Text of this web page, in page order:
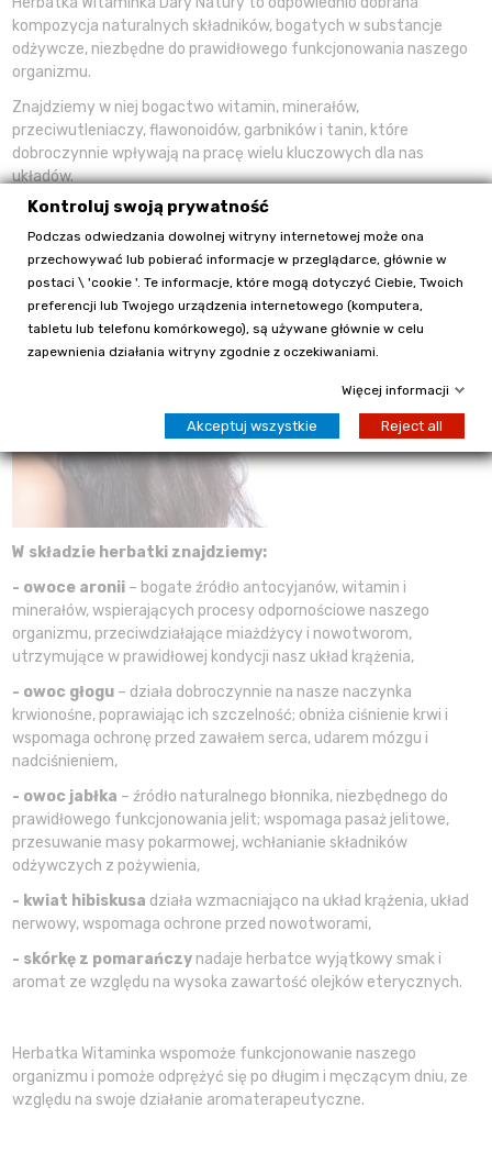
kompozycja naturalnych składników, bogatych w substancje
odżywcze, niezbędne do prawidłowego funkcjonowania naszego
organizmu.
Znajdziemy w niej bogactwo witamin, minerałów,
przeciwutleniaczy, flawonoidów, garbników i tanin, które
dobroczynnie wpływają na pracę wielu kluczowych dla nas
układów.
W składzie herbatki znajdziemy:
- owoce aronii– bogate źródło antocyjanów, witamin i
minerałów, wspierających procesy odpornościowe naszego
organizmu, przeciwdziałające miażdżycy i nowotworom,
utrzymujące w prawidłowej kondycji nasz układ krążenia,
- owoc głogu– działa dobroczynnie na nasze naczynka
krwionośne, poprawiając ich szczelność; obniża ciśnienie krwi i
wspomaga ochronę przed zawałem serca, udarem mózgu i
nadciśnieniem,
- owoc jabłka – źródło naturalnego błonnika, niezbędnego do
prawidłowego funkcjonowania jelit; wspomaga pasaż jelitowe,
przesuwanie masy pokarmowej, wchłanianie składników
odżywczych z pożywienia,
- kwiat hibiskusa działa wzmacniająco na układ krążenia, układ
nerwowy, wspomaga ochrone przed nowotworami,
- skórkę z pomarańczynadaje herbatce wyjątkowy smak i
aromat ze względu na wysoka zawartość olejków eterycznych.
Herbatka Witaminka wspomoże funkcjonowanie naszego
organizmu i pomoże odprężyć się po długim i męczącym dniu, ze
względu na swoje działanie aromaterapeutyczne.
Kontroluj swoją prywatność
Podczas odwiedzania dowolnej witryny internetowej może ona
przechowywać lub pobierać informacje w przeglądarce, głównie w
postaci \ 'cookie '. Te informacje, które mogą dotyczyć Ciebie, Twoich
preferencji lub Twojego urządzenia internetowego (komputera,
tabletu lub telefonu komórkowego), są używane głównie w celu
zapewnienia działania witryny zgodnie z oczekiwaniami.
Więcej informacji
Akceptuj wszystkie Reject all